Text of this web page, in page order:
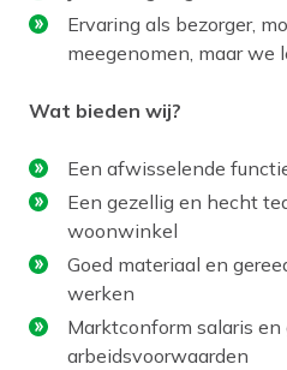
Ervaring als bezorger,
meegenomen, maar we
Wat bieden wij?
Een afwisselende
Een gezellig en hecht
woonwinkel
Goed materiaal en
werken
Marktconform salaris en
arbeidsvoorwaarden